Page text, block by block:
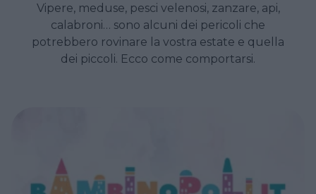
Vipere, meduse, pesci velenosi, zanzare, api,
calabroni… sono alcuni dei pericoli che
potrebbero rovinare la vostra estate e quella
dei piccoli. Ecco come comportarsi.